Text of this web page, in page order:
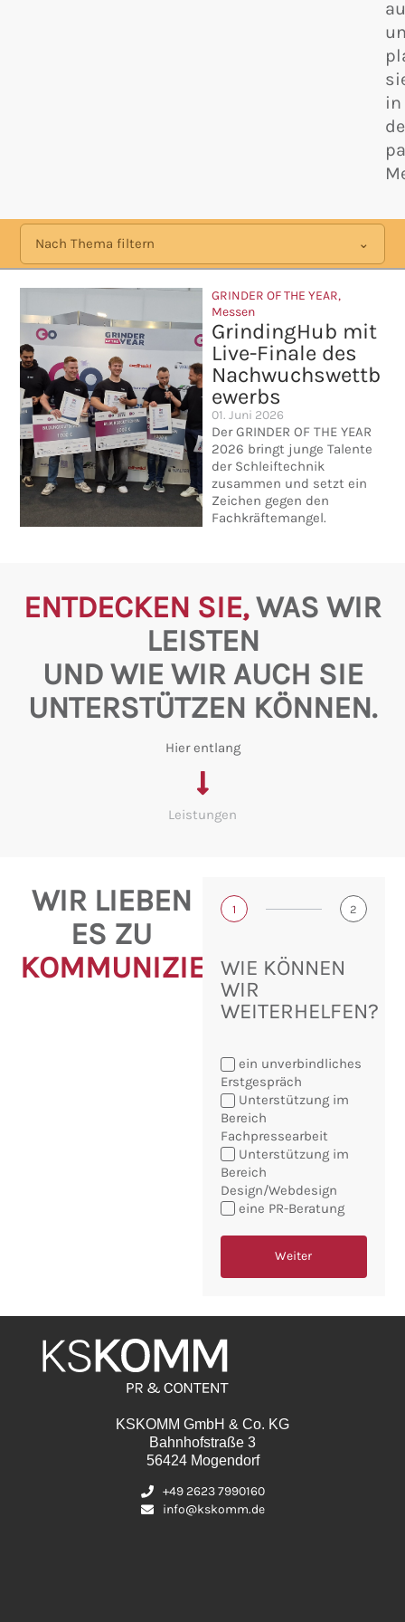
in
Nach Thema filtern
GRINDER OF THE YEAR,
Messen
GrindingHub mit
Live-Finale des
Nachwuchswettb
ewerbs
01. Juni 2026
Der GRINDER OF THE YEAR
2026 bringt junge Talente
der Schleiftechnik
zusammen und setzt ein
Zeichen gegen den
Fachkräftemangel.
ENTDECKEN SIE,WAS WIR
LEISTEN
UND WIE WIR AUCH SIE
UNTERSTÜTZEN KÖNNEN.
Hier entlang
Leistungen
WIR LIEBEN
ES ZU
KOMMUNIZIEREN!
1 2
WIE KÖNNEN
WIR
WEITERHELFEN?
Sie
möchten:
ein unverbindliches
Erstgespräch
Unterstützung im
Bereich
Fachpressearbeit
Unterstützung im
Bereich
Design/Webdesign
eine PR-Beratung
Weiter
KSKOMM GmbH & Co. KG
Bahnhofstraße 3
56424 Mogendorf
+49 2623 7990160
info@kskomm.de